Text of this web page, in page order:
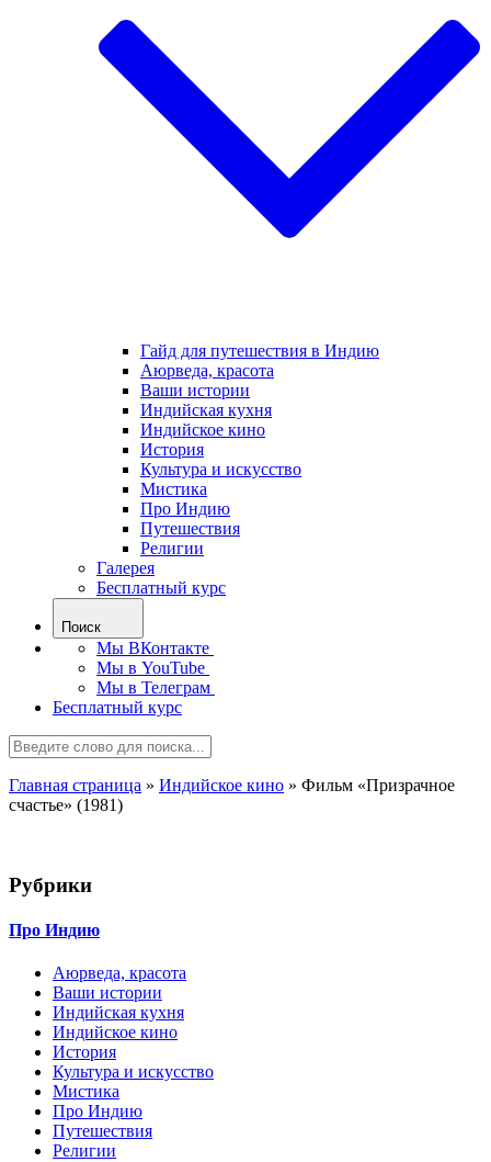
Гайд для путешествия в Индию
Аюрведа, красота
Ваши истории
Индийская кухня
Индийское кино
История
Культура и искусство
Мистика
Про Индию
Путешествия
Религии
Галерея
Бесплатный курс
Поиск
Мы ВКонтакте
Мы в YouTube
Мы в Телеграм
Бесплатный курс
Главная страница » Индийское кино » Фильм «Призрачное
счастье» (1981)
Рубрики
Про Индию
Аюрведа, красота
Ваши истории
Индийская кухня
Индийское кино
История
Культура и искусство
Мистика
Про Индию
Путешествия
Религии